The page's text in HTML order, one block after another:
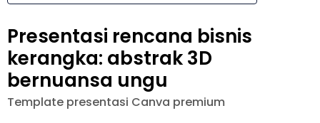
Presentasi rencana bisnis
kerangka: abstrak 3D
bernuansa ungu
Template presentasi Canva premium